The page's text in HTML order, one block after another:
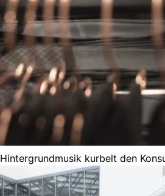
Hintergrundmusik kurbelt den